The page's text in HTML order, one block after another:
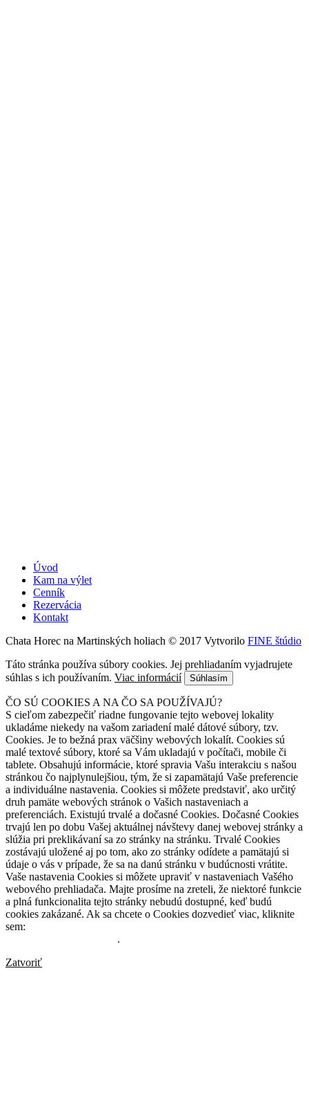
Úvod
Kam na výlet
Cenník
Rezervácia
Kontakt
Chata Horec na Martinských holiach © 2017 Vytvorilo FINE štúdio
Táto stránka používa súbory cookies. Jej prehliadaním vyjadrujete
súhlas s ich používaním. Viac informácií Súhlasím
ČO SÚ COOKIES A NA ČO SA POUŽÍVAJÚ?
S cieľom zabezpečiť riadne fungovanie tejto webovej lokality
ukladáme niekedy na vašom zariadení malé dátové súbory, tzv.
Cookies. Je to bežná prax väčšiny webových lokalít. Cookies sú
malé textové súbory, ktoré sa Vám ukladajú v počítači, mobile či
tablete. Obsahujú informácie, ktoré spravia Vašu interakciu s našou
stránkou čo najplynulejšiou, tým, že si zapamätajú Vaše preferencie
a individuálne nastavenia. Cookies si môžete predstaviť, ako určitý
druh pamäte webových stránok o Vašich nastaveniach a
preferenciách. Existujú trvalé a dočasné Cookies. Dočasné Cookies
trvajú len po dobu Vašej aktuálnej návštevy danej webovej stránky a
slúžia pri preklikávaní sa zo stránky na stránku. Trvalé Cookies
zostávajú uložené aj po tom, ako zo stránky odídete a pamätajú si
údaje o vás v prípade, že sa na danú stránku v budúcnosti vrátite.
Vaše nastavenia Cookies si môžete upraviť v nastaveniach Vašého
webového prehliadača. Majte prosíme na zreteli, že niektoré funkcie
a plná funkcionalita tejto stránky nebudú dostupné, keď budú
cookies zakázané. Ak sa chcete o Cookies dozvedieť viac, kliknite
sem:
.
Zatvoriť